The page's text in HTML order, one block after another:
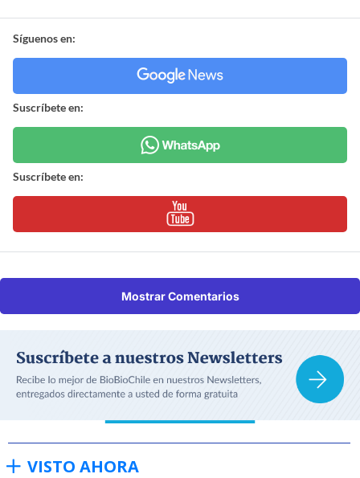
Síguenos en:
Suscríbete en:
Suscríbete en:
Mostrar Comentarios
VISTO AHORA